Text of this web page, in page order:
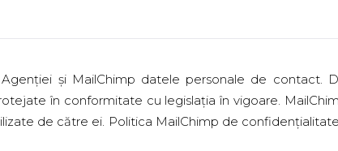
și MailChimp datele personale de contact.
în conformitate cu legislația în vigoare.
de către ei. Politica MailChimp de